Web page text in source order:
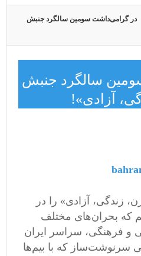
در گرامی‌داشت سومین سالگرد جنبش
سالگرد جنبش
آزادی»!
زندگی، آزادی» را در
که بحران‌های مختلف
و فرهنگی، سراسر ایران
سرنوشت‌ساز که با بیم‌ها